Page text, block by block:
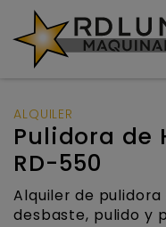
ALQUILER
Pulidora de
RD-550
Alquiler de
desbaste, pulido y